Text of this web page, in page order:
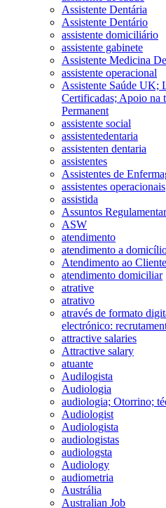
Assistente Dentária
Assistente Dentário
assistente domiciliário
assistente gabinete
Assistente Medicina
assistente operacional
Assistente Saúde UK;
Certificadas; Apoio na
Permanent
assistente social
assistentedentaria
assistenten dentaria
assistentes
Assistentes de
assistentes operacionais
assistida
Assuntos
ASW
atendimento
atendimento a
Atendimento ao Cliente
atendimento domiciliar
atrative
atrativo
através de formato
electrónico:
attractive salaries
Attractive salary
atuante
Audilogista
Audiologia
audiologia; Otorrino;
Audiologist
Audiologista
audiologistas
audiologsta
Audiology
audiometria
Austrália
Australian Job